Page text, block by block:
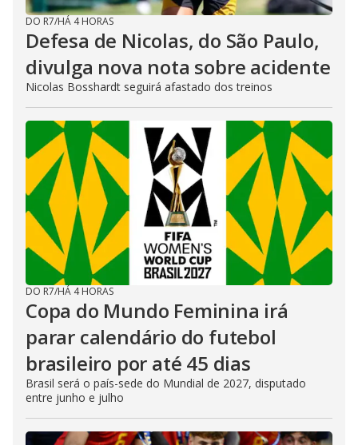
DO R7/HÁ 4 HORAS
Defesa de Nicolas, do São Paulo,
divulga nova nota sobre acidente
Nicolas Bosshardt seguirá afastado dos treinos
DO R7/HÁ 4 HORAS
Copa do Mundo Feminina irá
parar calendário do futebol
brasileiro por até 45 dias
Brasil será o país-sede do Mundial de 2027, disputado
entre junho e julho